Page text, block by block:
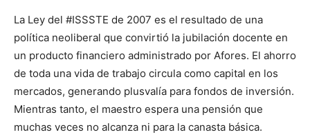
La Ley del #ISSSTE de 2007 es el resultado de una
política neoliberal que convirtió la jubilación docente en
un producto financiero administrado por Afores. El ahorro
de toda una vida de trabajo circula como capital en los
mercados, generando plusvalía para fondos de inversión.
Mientras tanto, el maestro espera una pensión que
muchas veces no alcanza ni para la canasta básica.